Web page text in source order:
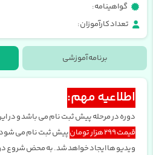
گواهینامه:
تعداد کارآموزان:
برنامه آموزشی
اطلاعیه مهم:
دوره در مرحله پیش ثبت نام می باشد و در
قیمت 299 هزار تومان
پیش ثبت نام می شود
ویدیو ها ایجاد خواهد شد. به محض شروع